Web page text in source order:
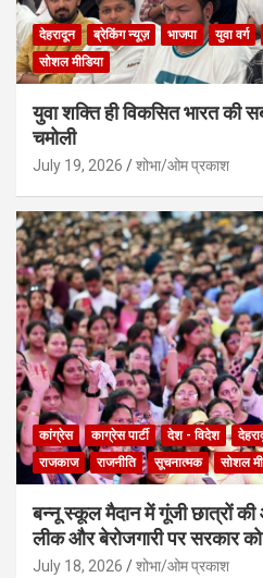
देहरादून ब्रेकिंग न्यूज़ भाजपा युवा वर्ग
सोशल मीडिया
युवा शक्ति ही विकसित भारत की
चमोली
July 19, 2026 शोभा/ओम प्रकाश
कांग्रेस काग्रेस पार्टी देश - विदेश
राजकाज
राजनीति सूचनात्मक सोशल
बन्नू स्कूल मैदान में गूंजी छात्रों
लीक और बेरोजगारी पर सरकार
July 18, 2026 शोभा/ओम प्रकाश